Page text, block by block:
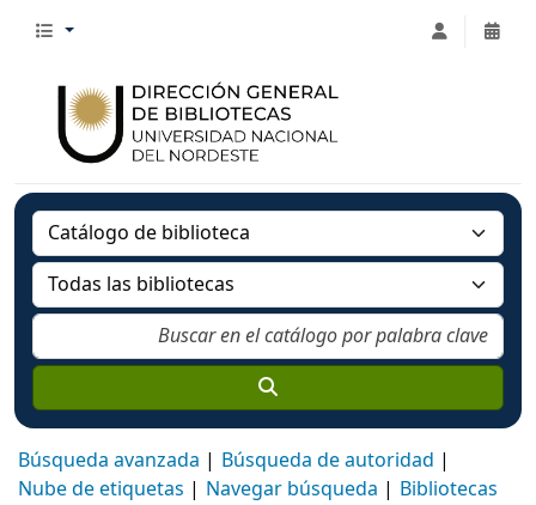
Búsqueda avanzada
Búsqueda de autoridad
Nube de etiquetas
Navegar búsqueda Bibliotecas